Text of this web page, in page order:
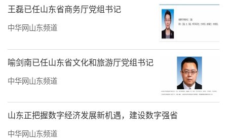
王磊已任山东省商务厅党组书记
中华网山东频道
喻剑南已任山东省文化和旅游厅党组书记
中华网山东频道
山东正把握数字经济发展新机遇，建设数字强省
中华网山东频道